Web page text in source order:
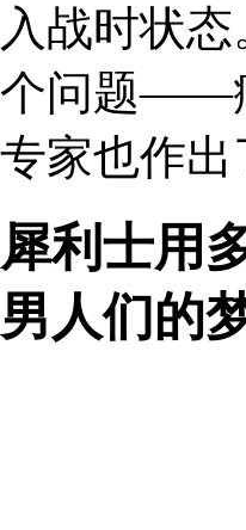
入战时状
个问题——
专家也作出
犀利士用
男人们的